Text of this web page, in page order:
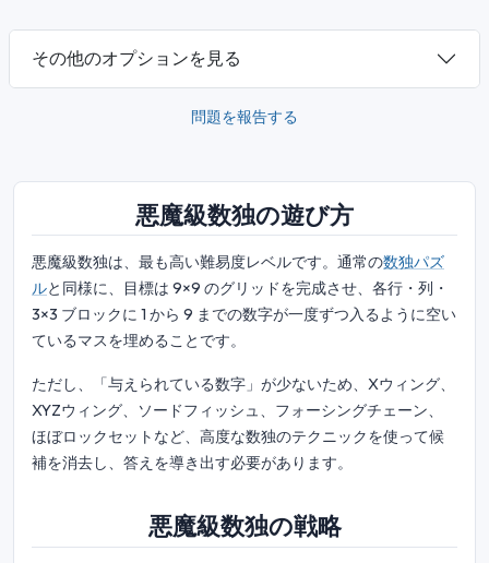
その他のオプションを見る
問題を報告する
悪魔級数独の遊び方
悪魔級数独は、最も高い難易度レベルです。通常の数独パズ
ルと同様に、目標は 9×9 のグリッドを完成させ、各行・列・
3×3 ブロックに 1 から 9 までの数字が一度ずつ入るように空い
ているマスを埋めることです。
ただし、「与えられている数字」が少ないため、Xウィング、
XYZウィング、ソードフィッシュ、フォーシングチェーン、
ほぼロックセットなど、高度な数独のテクニックを使って候
補を消去し、答えを導き出す必要があります。
悪魔級数独の戦略